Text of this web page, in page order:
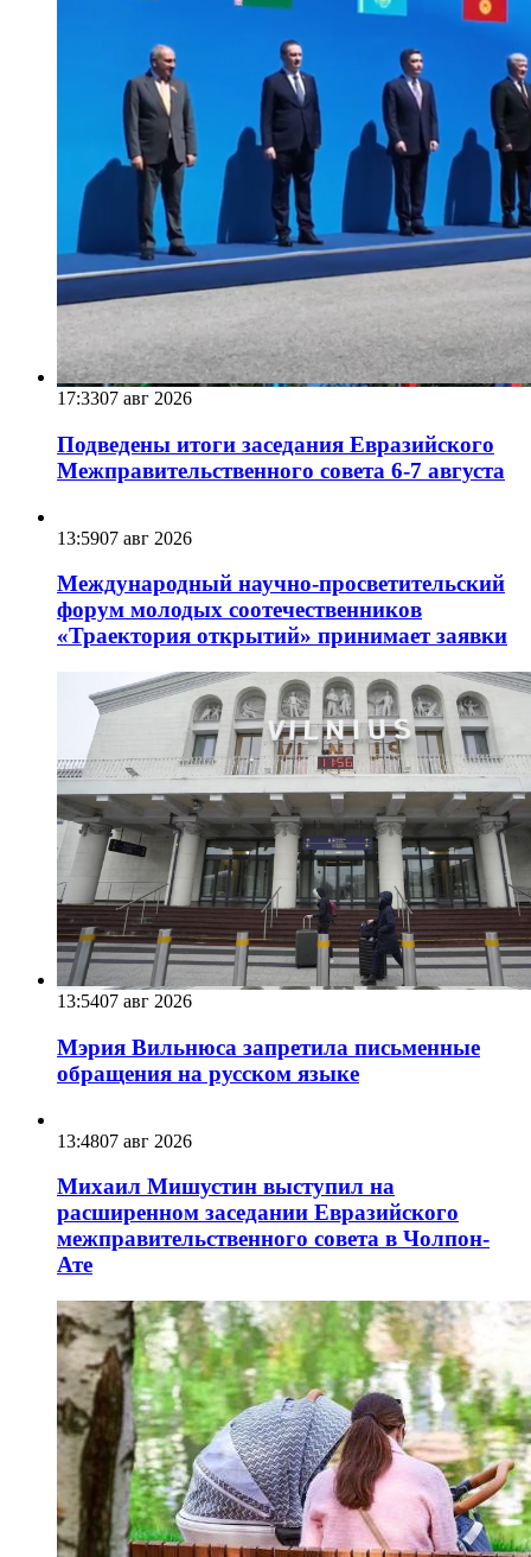
17:3307 авг 2026
Подведены итоги заседания Евразийского
Межправительственного совета 6-7 августа
13:5907 авг 2026
Международный научно-просветительский
форум молодых соотечественников
«Траектория открытий» принимает заявки
13:5407 авг 2026
Мэрия Вильнюса запретила письменные
обращения на русском языке
13:4807 авг 2026
Михаил Мишустин выступил на
расширенном заседании Евразийского
межправительственного совета в Чолпон-
Ате